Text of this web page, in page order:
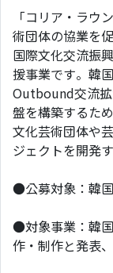
「コリア・ラウ
術団体の協業を
国際⽂化交流振
援事業です。韓
Outbound交流
盤を構築するた
⽂化芸術団体や
ジェクトを開発
●公募対象：韓
●対象事業：韓
作・制作と発表